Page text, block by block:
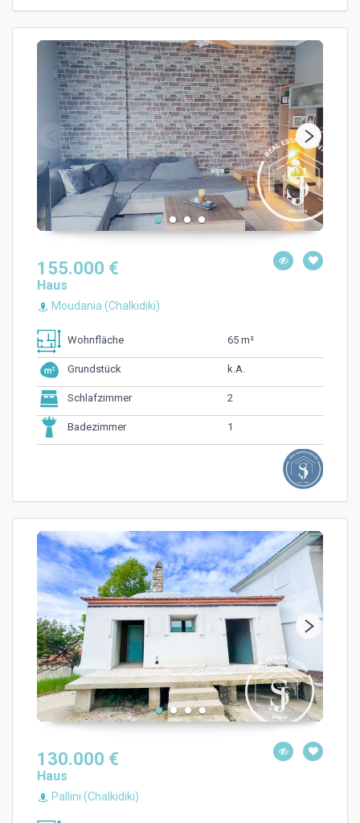
155.000 €
Haus
Moudania (Chalkidiki)
Wohnfläche 65 m²
Grundstück k.A.
Schlafzimmer 2
Badezimmer 1
130.000 €
Haus
Pallini (Chalkidiki)